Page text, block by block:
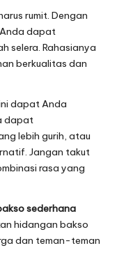
rumit. Dengan
dapat
selera. Rahasianya
berkualitas dan
dapat Anda
dapat
lebih gurih, atau
Jangan takut
rasa yang
sederhana
hidangan bakso
dan teman-teman